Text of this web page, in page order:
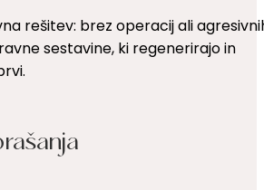
rešitev: brez operacij ali
sestavine, ki regenerirajo in